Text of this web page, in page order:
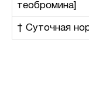
теобромина]
† Суточная